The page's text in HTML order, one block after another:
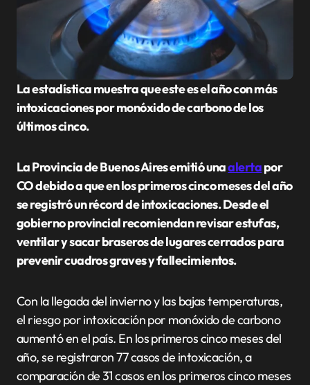
La estadística muestra que este es el año con más
intoxicaciones por monóxido de carbono de los
últimos cinco.
La Provincia de Buenos Aires emitió unaalertapor
CO debido a que en los primeros cinco meses del año
se registró un récord de intoxicaciones. Desde el
gobierno provincial recomiendan revisar estufas,
ventilar y sacar braseros de lugares cerrados para
prevenir cuadros graves y fallecimientos.
Con la llegada del invierno y las bajas temperaturas,
el riesgo por intoxicación por monóxido de carbono
aumentó en el país. En los primeros cinco meses del
año, se registraron 77 casos de intoxicación, a
comparación de 31 casos en los primeros cinco meses